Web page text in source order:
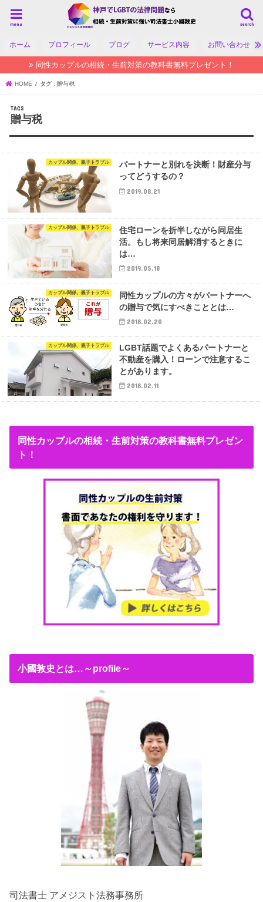
search
menu
ホーム プロフィール ブログ サービス内容 お問い合わせ
同性カップルの相続・生前対策の教科書無料プレゼント！
HOME タグ : 贈与税
贈与税
カップル関係、親子トラブル
パートナーと別れを決断！財産分与
ってどうするの？
2019.08.21
カップル関係、親子トラブル
住宅ローンを折半しながら同居生
活。もし将来同居解消するときに
は…
2019.05.18
カップル関係、親子トラブル
同性カップルの方々がパートナーへ
の贈与で気にすべきこととは…
2018.02.20
カップル関係、親子トラブル
LGBT話題でよくあるパートナーと
不動産を購入！ローンで注意するこ
とがあります。
2018.02.11
同性カップルの相続・生前対策の教科書無料プレゼン
ト！
小國敦史とは…～profile～
司法書士 アメジスト法務事務所